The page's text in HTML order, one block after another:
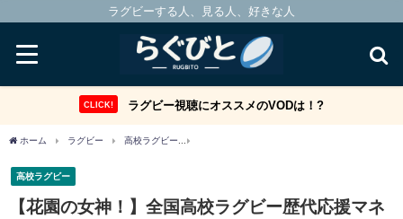
ラグビーする人、見る人、好きな人
CLICK! ラグビー視聴にオススメのVODは！?
ホーム ラグビー 高校ラグビー
高校ラグビー
【花園の女神！】全国高校ラグビー歴代応援マネ